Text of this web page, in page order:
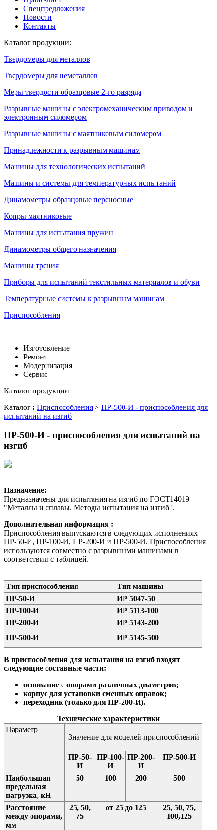
Спецпредложения
Новости
Контакты
Каталог продукции:
Твердомеры для металлов
Твердомеры для неметаллов
Меры твердости образцовые 2-го разряда
Разрывные машины с электромеханическим приводом и
электронным силомером
Разрывные машины с маятниковым силомером
Принадлежности к разрывным машинам
Машины для технологических испытаний
Машины и системы для температурных испытаний
Динамометры образцовые переносные
Копры маятниковые
Машины для испытания пружин
Динамометры общего назначения
Машины трения
Приборы для испытаний текстильных материалов и обуви
Температурные системы к разрывным машинам
Приспособления
Изготовление
Ремонт
Модернизация
Сервис
Каталог продукции
Каталог : Приспособления > ПР-500-И - приспособления для
испытаний на изгиб
ПР-500-И - приспособления для испытаний на
изгиб
Назначение:
Предназначены для испытания на изгиб по ГОСТ14019
"Металлы и сплавы. Методы испытания на изгиб".
Дополнительная информация :
Приспособления выпускаются в следующих исполнениях
ПР-50-И, ПР-100-И, ПР-200-И и ПР-500-И. Приспособления
используются совместно с разрывными машинами в
соответствии с таблицей.
Тип приспособления
Тип машины
ПР-50-И
ИР 5047-50
ПР-100-И
ИР 5113-100
ПР-200-И
ИР 5143-200
ПР-500-И
ИР 5145-500
В приспособления для испытания на изгиб входят
следующие составные части:
основание с опорами различных диаметров;
корпус для установки сменных оправок;
переходник (только для ПР-200-И).
Технические характеристики
Параметр
Значение для моделей приспособлений
ПР-50-
И
ПР-100-
И
ПР-200-
И
ПР-500-И
Наибольшая
предельная
нагрузка, кН
50 100 200 500
Расстояние
между опорами,
мм
25, 50,
75
от 25 до 125
25, 50, 75,
100,125